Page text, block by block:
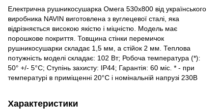
Електрична рушникосушарка Омега 530х800 від українського
виробника NAVIN виготовлена з вуглецевої сталі, яка
відрізняється високою якістю і міцністю. Модель має
порошкове покриття. Товщина стінки перемичок
рушникосушарки складає 1,5 мм, а стійок 2 мм. Теплова
потужність моделі складає: 102 Вт; Робоча температура (*):
50° +/- 5°C; Ступінь захисту: IP44; Гарантія: 60 міс. * - при
температурі в приміщенні 20°С і номінальній напрузі 230В
Характеристики